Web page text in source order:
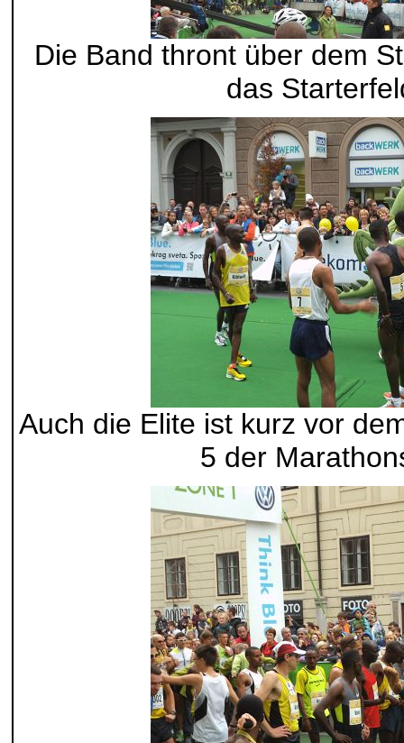
Die Band thront über dem
das
Auch die Elite ist kurz vor
5 der